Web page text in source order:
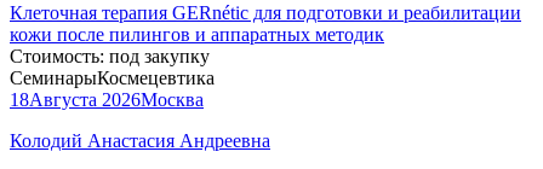
Клеточная терапия GERnétic для подготовки и реабилитации
кожи после пилингов и аппаратных методик
Стоимость: под закупку
СеминарыКосмецевтика
18Августа 2026Москва
Колодий Анастасия Андреевна